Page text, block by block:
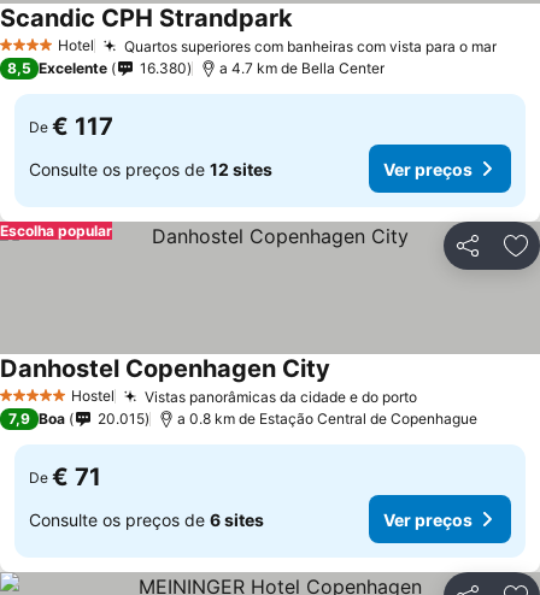
4 EstrelasHotel Quartos superiores com banheiras com vista para o mar
Scandic CPH Strandpark
8,5 Excelente 16.380 a 4.7 km de Bella Center
De € 117
Consulte os preços de 12 sites Ver preços
Partilhar
Escolha popular
5 Estrelas Hostel Vistas panorâmicas da cidade e do porto
Danhostel Copenhagen City
7,9 Boa 20.015 a 0.8 km de Estação Central de Copenhague
De € 71
Consulte os preços de 6 sites Ver preços